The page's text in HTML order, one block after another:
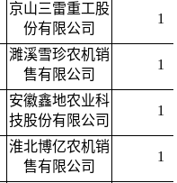
京山三雷重工股
份有限公司
1
濉溪雪珍农机销
售有限公司
1
安徽鑫地农业科
技股份有限公司
1
淮北博亿农机销
售有限公司
1